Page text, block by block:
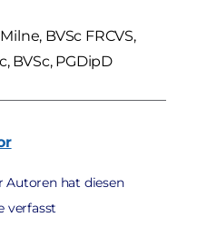
BVSc FRCVS,
BVSc, PGDipD
Autoren hat diesen
verfasst